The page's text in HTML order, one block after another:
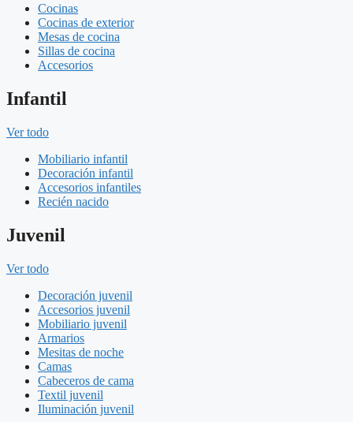
Cocinas
Cocinas de exterior
Mesas de cocina
Sillas de cocina
Accesorios
Infantil
Ver todo
Mobiliario infantil
Decoración infantil
Accesorios infantiles
Recién nacido
Juvenil
Ver todo
Decoración juvenil
Accesorios juvenil
Mobiliario juvenil
Armarios
Mesitas de noche
Camas
Cabeceros de cama
Textil juvenil
Iluminación juvenil